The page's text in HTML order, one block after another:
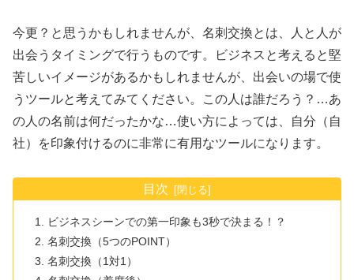
今更？と思うかもしれませんが、名刺交換とは、人と人が
出会うタイミングで行うものです。ビジネスと考えると堅
苦しいイメージがあるかもしれませんが、出会いの場で使
うツールと考えてみてください。この人は誰だろう？…あ
の人の名前は何だったかな…使い方によっては、自分（自
社）を印象付けるのに非常に有用なツールになります。
目次
ビジネスシーンでの第一印象も3秒で決まる！？
名刺交換（5つのPOINT）
名刺交換（1対1）